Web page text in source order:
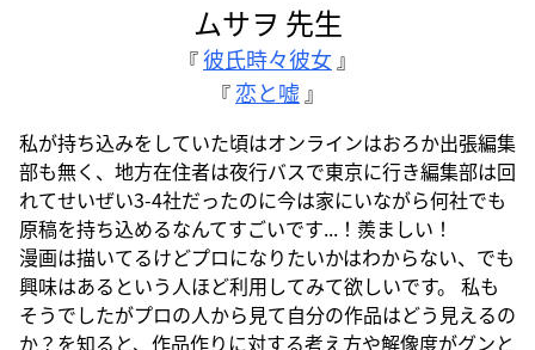
ムサヲ 先生
『彼氏時々彼女』
『 恋と嘘』
私が持ち込みをしていた頃はオンラインはおろか出張編集
部も無く、地方在住者は夜行バスで東京に行き編集部は回
れてせいぜい3-4社だったのに今は家にいながら何社でも
原稿を持ち込めるなんてすごいです...！羨ましい！
漫画は描いてるけどプロになりたいかはわからない、でも
興味はあるという人ほど利用してみて欲しいです。 私も
そうでしたがプロの人から見て自分の作品はどう見えるの
か？を知ると、作品作りに対する考え方や解像度がグンと